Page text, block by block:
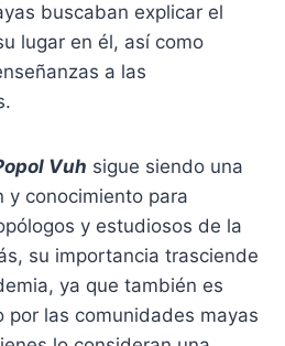
buscaban explicar el
lugar en él, así como
a las
Vuh sigue siendo una
y conocimiento para
y estudiosos de la
su importancia trasciende
ya que también es
por las comunidades mayas